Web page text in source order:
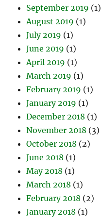
September 2019 (1)
August 2019 (1)
July 2019 (1)
June 2019 (1)
April 2019 (1)
March 2019 (1)
February 2019 (1)
January 2019 (1)
December 2018 (1)
November 2018 (3)
October 2018 (2)
June 2018 (1)
May 2018 (1)
March 2018 (1)
February 2018 (2)
January 2018 (1)